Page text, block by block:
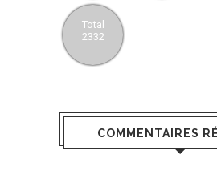
Total
2332
COMMENTAIRES